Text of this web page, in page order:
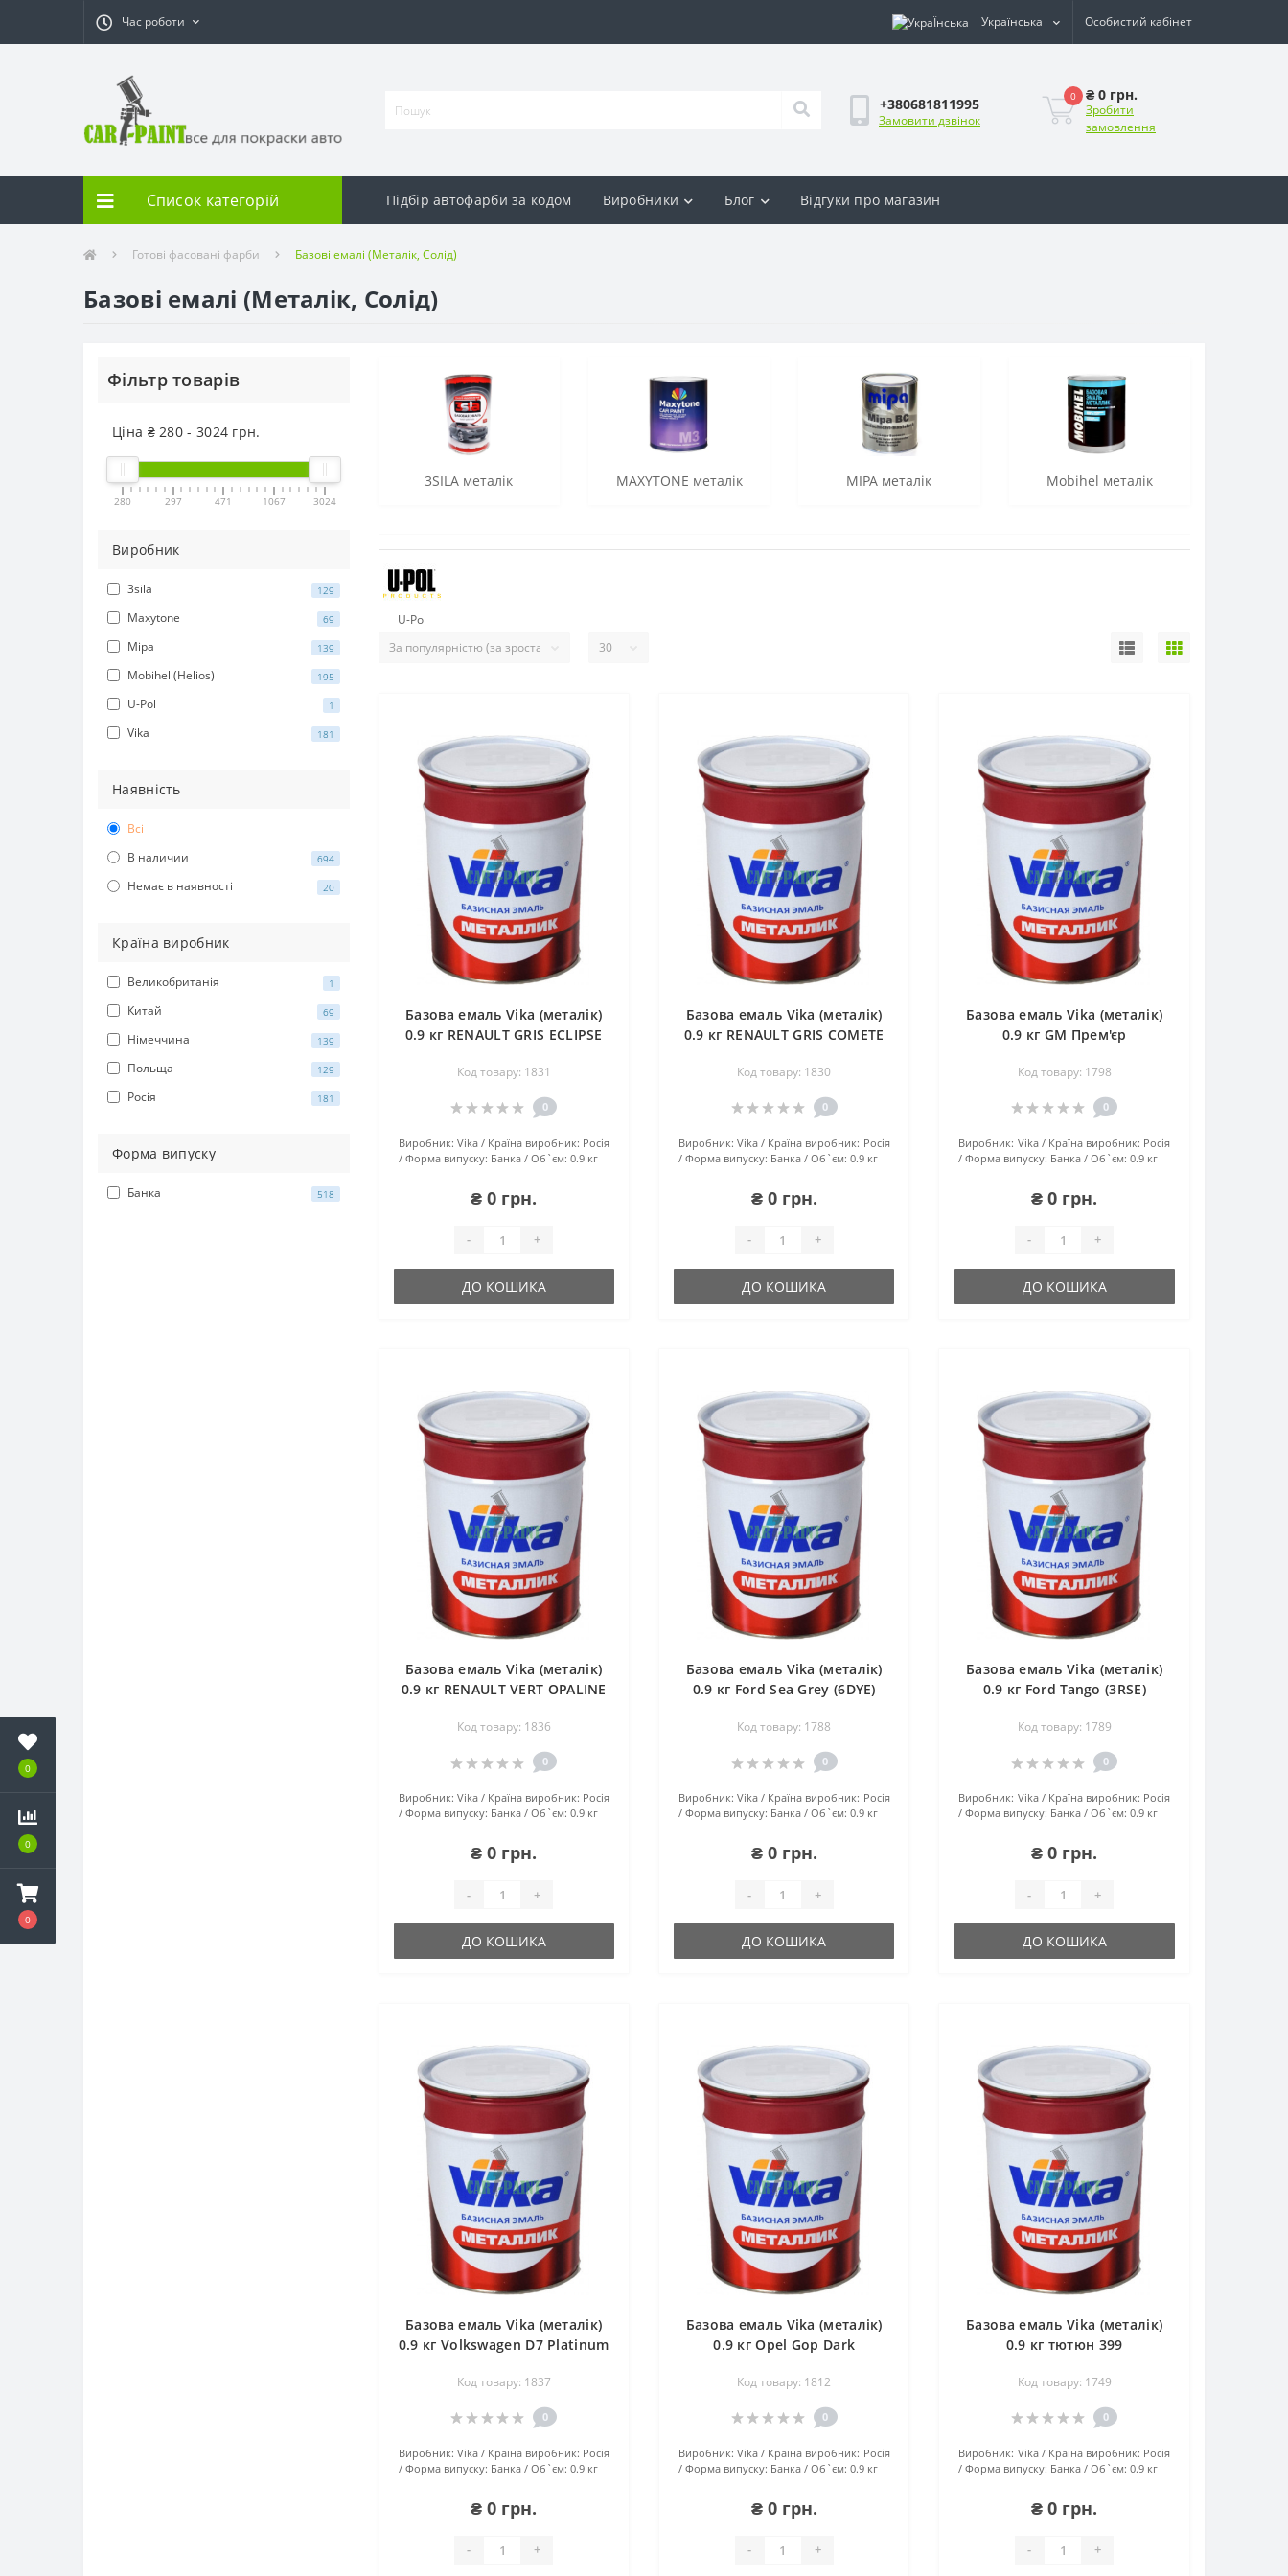
0
0
0
Час роботи Українська Особистий кабінет
+380681811995
Замовити дзвінок
0 ₴ 0 грн.
Зробити
замовлення
Список категорій Підбір автофарби за кодом Виробники Блог Відгуки про магазин
Готові фасовані фарби Базові емалі (Металік, Солід)
Базові емалі (Металік, Солід)
Фільтр товарів
Ціна ₴280 - 3024 грн.
280 297 471 1067 3024
Виробник
3sila 129
Maxytone 69
Mipa 139
Mobihel (Helios) 195
U-Pol 1
Vika 181
Наявність
Всі
В наличии
694
Немає в наявності 20
Країна виробник
Великобританія 1
Китай 69
Німеччина 139
Польща 129
Росія 181
Форма випуску
Банка 518
3SILA металік MAXYTONE металік MIPA металік Mobihel металік
U-Pol
Базова емаль Vika (металік)
0.9 кг RENAULT GRIS ECLIPSE
Код товару: 1831
0
Виробник: Vika Країна виробник: Росія
Форма випуску: Банка Об`єм: 0.9 кг
₴ 0 грн.
- +
ДО КОШИКА
Базова емаль Vika (металік)
0.9 кг RENAULT GRIS COMETE
Код товару: 1830
0
Виробник: Vika Країна виробник: Росія
Форма випуску: Банка Об`єм: 0.9 кг
₴ 0 грн.
- +
ДО КОШИКА
Базова емаль Vika (металік)
0.9 кг GM Прем'єр
Код товару: 1798
0
Виробник: Vika Країна виробник: Росія
Форма випуску: Банка Об`єм: 0.9 кг
₴ 0 грн.
- +
ДО КОШИКА
Базова емаль Vika (металік)
0.9 кг RENAULT VERT OPALINE
Код товару: 1836
0
Виробник: Vika Країна виробник: Росія
Форма випуску: Банка Об`єм: 0.9 кг
₴ 0 грн.
- +
ДО КОШИКА
Базова емаль Vika (металік)
0.9 кг Ford Sea Grey (6DYE)
Код товару: 1788
0
Виробник: Vika Країна виробник: Росія
Форма випуску: Банка Об`єм: 0.9 кг
₴ 0 грн.
- +
ДО КОШИКА
Базова емаль Vika (металік)
0.9 кг Ford Tango (3RSE)
Код товару: 1789
0
Виробник: Vika Країна виробник: Росія
Форма випуску: Банка Об`єм: 0.9 кг
₴ 0 грн.
- +
ДО КОШИКА
Базова емаль Vika (металік)
0.9 кг Volkswagen D7 Platinum
Код товару: 1837
0
Виробник: Vika Країна виробник: Росія
Форма випуску: Банка Об`єм: 0.9 кг
₴ 0 грн.
- +
Базова емаль Vika (металік)
0.9 кг Opel Gop Dark
Код товару: 1812
0
Виробник: Vika Країна виробник: Росія
Форма випуску: Банка Об`єм: 0.9 кг
₴ 0 грн.
- +
Базова емаль Vika (металік)
0.9 кг тютюн 399
Код товару: 1749
0
Виробник: Vika Країна виробник: Росія
Форма випуску: Банка Об`єм: 0.9 кг
₴ 0 грн.
- +